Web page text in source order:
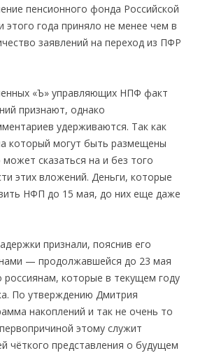
пенсионного фонда Российской
этого года приняло не менее чем в
заявлений на переход из ПФР
«Ъ» управляющих НПФ факт
признают, однако
удерживаются. Так как
который могут быть размещены
сказаться на и без того
этих вложений. Деньги, которые
НФП до 15 мая, до них еще даже
признали, пояснив его
— продолжавшейся до 23 мая
россиянам, которые в текущем году
По утверждению Дмитрия
накоплений и так не очень то
этому служит
чёткого представления о будущем